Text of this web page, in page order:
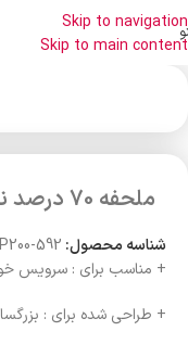
Skip to navigation
Skip to main content
ملحفه 70 درصد نخ طرح گل عرض 2 کد 592
شناسه محصول: P200-592
+ مناسب برای : سرویس
+ طراحی شده برای :